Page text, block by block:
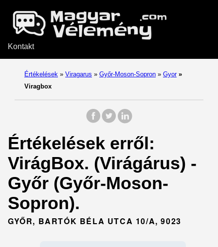
Kontakt
Értékelések » Viragarus » Győr-Moson-Sopron » Gyor »
Viragbox
Értékelések erről:
VirágBox. (Virágárus) -
Győr (Győr-Moson-
Sopron).
GYŐR, BARTÓK BÉLA UTCA 10/A, 9023